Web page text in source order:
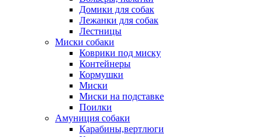
Домики для собак
Лежанки для собак
Лестницы
Миски собаки
Коврики под миску
Контейнеры
Кормушки
Миски
Миски на подставке
Поилки
Амуниция собаки
Карабины,вертлюги